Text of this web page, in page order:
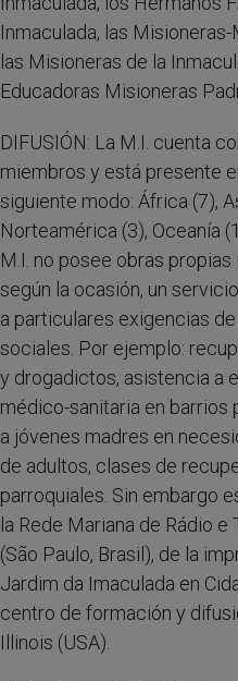
Inmaculada, las
las Misioneras de la
Educadoras Misioneras
DIFUSIÓN: La M.I. cuenta
miembros y está presente
siguiente modo: África (7),
Norteamérica (3), Oceanía
M.I. no posee obras
según la ocasión, un
a particulares exigencias
sociales. Por ejemplo:
y drogadictos, asistencia a
médico-sanitaria en barrios
a jóvenes madres en
de adultos, clases de
parroquiales. Sin embargo
la Rede Mariana de Rádio
(São Paulo, Brasil), de la
Jardim da Imaculada en
centro de formación y
Illinois (USA).